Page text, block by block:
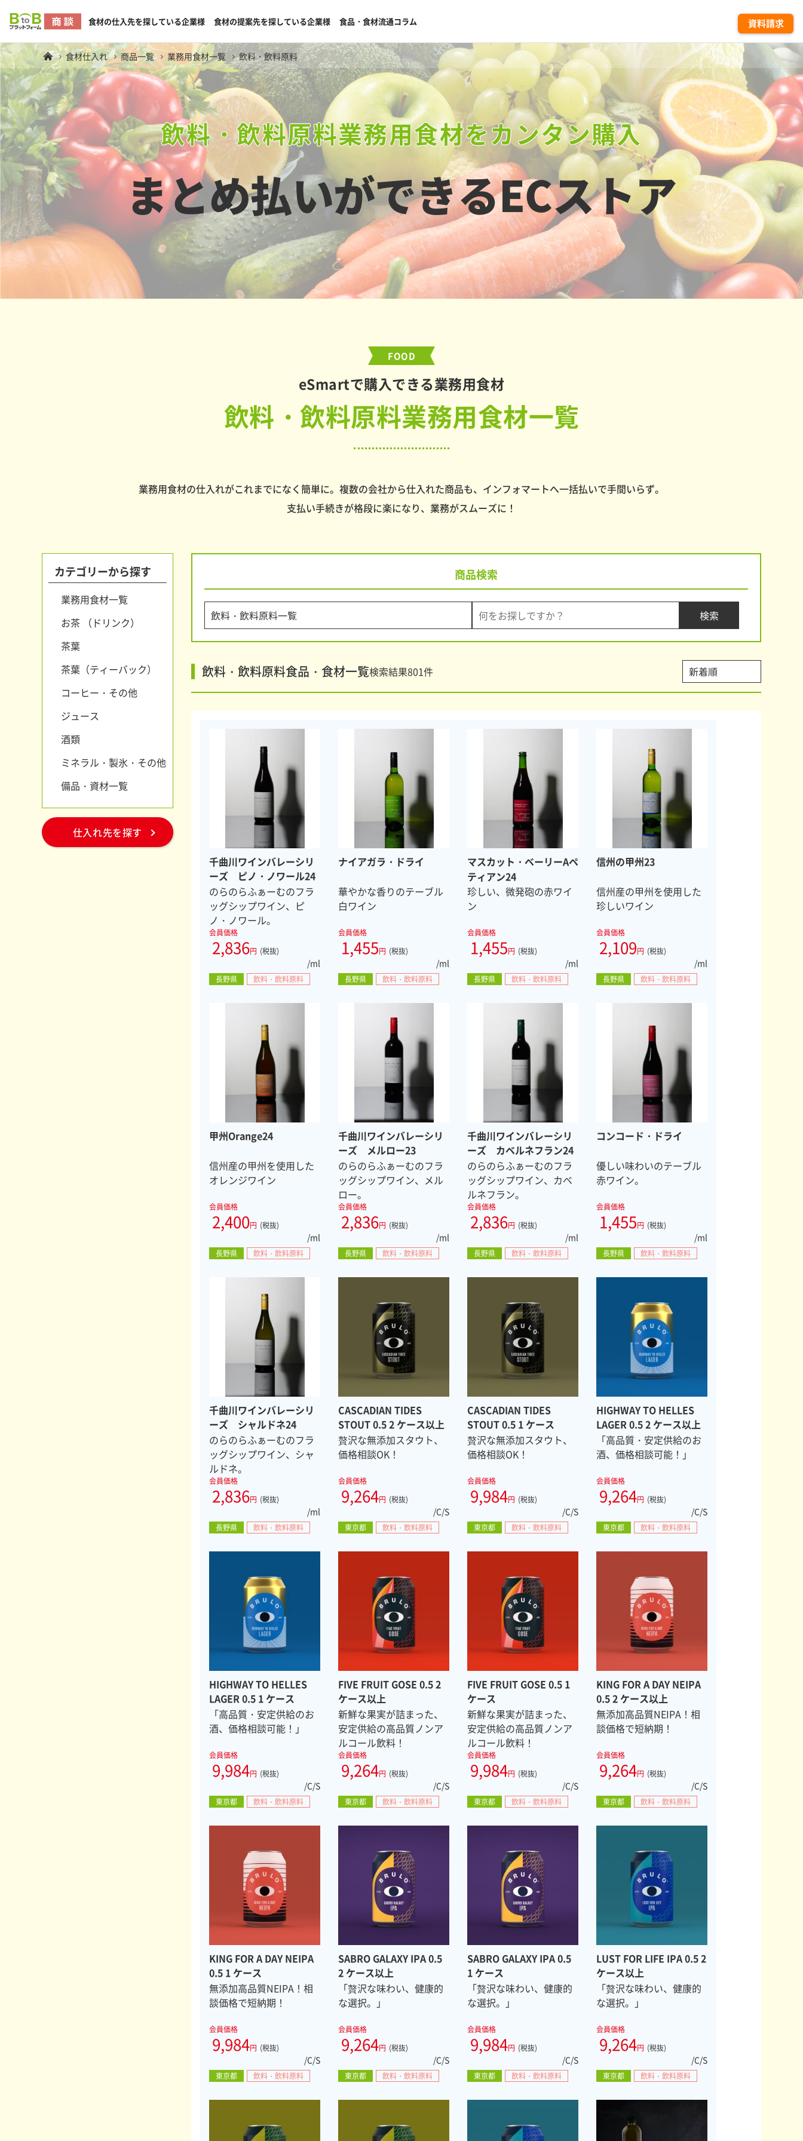
資料請求
食材の仕入先を探している企業様 食材の提案先を探している企業様 食品・食材流通コラム
食材仕入れ 商品一覧 業務用食材一覧 飲料・飲料原料
飲料・飲料原料業務用食材をカンタン購入
まとめ払いができるECストア
FOOD
eSmartで購入できる業務用食材
飲料・飲料原料業務用食材一覧
業務用食材の仕入れがこれまでになく簡単に。複数の会社から仕入れた商品も、インフォマートへ一括払いで手間いらず。
支払い手続きが格段に楽になり、業務がスムーズに！
商品検索
飲料・飲料原料食品・食材一覧検索結果801件
千曲川ワインバレーシリ
ーズ ピノ・ノワール24
のらのらふぁーむのフラ
ッグシップワイン、ピ
ノ・ノワール。
会員価格
2,836円 (税抜)
/ml
長野県 飲料・飲料原料
ナイアガラ・ドライ
華やかな香りのテーブル
白ワイン
会員価格
1,455円 (税抜)
/ml
長野県 飲料・飲料原料
マスカット・ベーリーAペ
ティアン24
珍しい、微発砲の赤ワイ
ン
会員価格
1,455円 (税抜)
/ml
長野県 飲料・飲料原料
信州の甲州23
信州産の甲州を使用した
珍しいワイン
会員価格
2,109円 (税抜)
/ml
長野県 飲料・飲料原料
甲州Orange24
信州産の甲州を使用した
オレンジワイン
会員価格
2,400円 (税抜)
/ml
長野県 飲料・飲料原料
千曲川ワインバレーシリ
ーズ メルロー23
のらのらふぁーむのフラ
ッグシップワイン、メル
ロー。
会員価格
2,836円 (税抜)
/ml
長野県 飲料・飲料原料
千曲川ワインバレーシリ
ーズ カベルネフラン24
のらのらふぁーむのフラ
ッグシップワイン、カベ
ルネフラン。
会員価格
2,836円 (税抜)
/ml
長野県 飲料・飲料原料
コンコード・ドライ
優しい味わいのテーブル
赤ワイン。
会員価格
1,455円 (税抜)
/ml
長野県 飲料・飲料原料
千曲川ワインバレーシリ
ーズ シャルドネ24
のらのらふぁーむのフラ
ッグシップワイン、シャ
ルドネ。
会員価格
2,836円 (税抜)
/ml
長野県 飲料・飲料原料
CASCADIAN TIDES
STOUT 0.5 2 ケース以上
贅沢な無添加スタウト、
価格相談OK！
会員価格
9,264円 (税抜)
/C/S
東京都 飲料・飲料原料
CASCADIAN TIDES
STOUT 0.5 1 ケース
贅沢な無添加スタウト、
価格相談OK！
会員価格
9,984円 (税抜)
/C/S
東京都 飲料・飲料原料
HIGHWAY TO HELLES
LAGER 0.5 2 ケース以上
「高品質・安定供給のお
酒、価格相談可能！」
会員価格
9,264円 (税抜)
/C/S
東京都 飲料・飲料原料
HIGHWAY TO HELLES
LAGER 0.5 1 ケース
「高品質・安定供給のお
酒、価格相談可能！」
会員価格
9,984円 (税抜)
/C/S
東京都 飲料・飲料原料
FIVE FRUIT GOSE 0.5 2
ケース以上
新鮮な果実が詰まった、
安定供給の高品質ノンア
ルコール飲料！
会員価格
9,264円 (税抜)
/C/S
東京都 飲料・飲料原料
FIVE FRUIT GOSE 0.5 1
ケース
新鮮な果実が詰まった、
安定供給の高品質ノンア
ルコール飲料！
会員価格
9,984円 (税抜)
/C/S
東京都 飲料・飲料原料
KING FOR A DAY NEIPA
0.5 2 ケース以上
無添加高品質NEIPA！相
談価格で短納期！
会員価格
9,264円 (税抜)
/C/S
東京都 飲料・飲料原料
KING FOR A DAY NEIPA
0.5 1 ケース
無添加高品質NEIPA！相
談価格で短納期！
会員価格
9,984円 (税抜)
/C/S
東京都 飲料・飲料原料
SABRO GALAXY IPA 0.5
2 ケース以上
「贅沢な味わい、健康的
な選択。」
会員価格
9,264円 (税抜)
/C/S
東京都 飲料・飲料原料
SABRO GALAXY IPA 0.5
1 ケース
「贅沢な味わい、健康的
な選択。」
会員価格
9,984円 (税抜)
/C/S
東京都 飲料・飲料原料
LUST FOR LIFE IPA 0.5 2
ケース以上
「贅沢な味わい、健康的
な選択。」
会員価格
9,264円 (税抜)
/C/S
東京都 飲料・飲料原料
カテゴリーから探す
業務用食材一覧
お茶 （ドリンク）
茶葉
茶葉（ティーバック）
コーヒー・その他
ジュース
酒類
ミネラル・製氷・その他
備品・資材一覧
仕入れ先を探す